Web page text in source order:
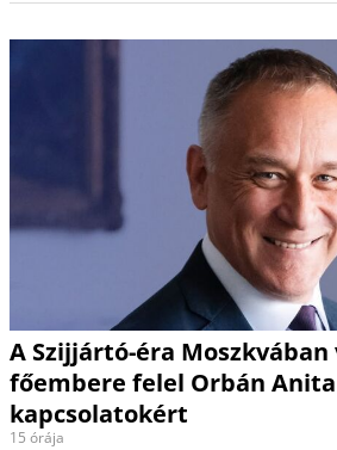
A Szijjártó-éra
főembere felel Orbán
kapcsolatokért
15 órája